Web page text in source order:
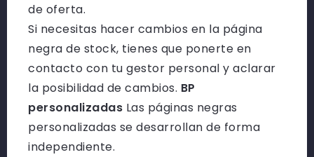
de oferta.
Si necesitas hacer cambios en la página
negra de stock, tienes que ponerte en
contacto con tu gestor personal y aclarar
la posibilidad de cambios. BP
personalizadas Las páginas negras
personalizadas se desarrollan de forma
independiente.